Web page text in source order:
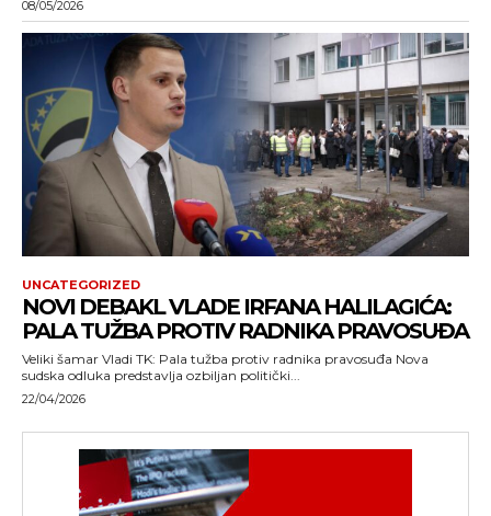
08/05/2026
UNCATEGORIZED
NOVI DEBAKL VLADE IRFANA HALILAGIĆA:
PALA TUŽBA PROTIV RADNIKA PRAVOSUĐA
Veliki šamar Vladi TK: Pala tužba protiv radnika pravosuđa Nova
sudska odluka predstavlja ozbiljan politički...
22/04/2026